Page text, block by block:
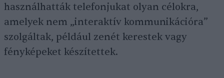
használhatták telefonjukat olyan célokra,
amelyek nem „interaktív kommunikációra”
szolgáltak, például zenét kerestek vagy
fényképeket készítettek.